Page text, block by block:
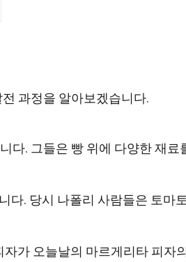
과정을 알아보겠습니다.
다. 그들은 빵 위에 다양한 재료
다. 당시 나폴리 사람들은 토마토
가 오늘날의 마르게리타 피자의